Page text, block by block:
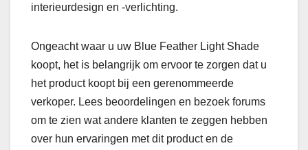
interieurdesign en -verlichting.
Ongeacht waar u uw Blue Feather Light Shade
koopt, het is belangrijk om ervoor te zorgen dat u
het product koopt bij een gerenommeerde
verkoper. Lees beoordelingen en bezoek forums
om te zien wat andere klanten te zeggen hebben
over hun ervaringen met dit product en de